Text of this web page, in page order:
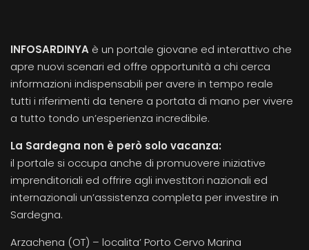
INFOSARDINYA è un portale giovane ed interattivo che
apre nuovi scenari ed offre opportunità a chi cerca
informazioni indispensabili per avere in tempo reale
tutti i riferimenti da tenere a portata di mano per vivere
a tutto tondo un’esperienza incredibile.
La Sardegna non è però solo vacanza:
il portale si occupa anche di promuovere iniziative
imprenditoriali ed offrire agli investitori nazionali ed
internazionali un’assistenza completa per investire in
Sardegna.
Arzachena (OT) – localita’ Porto Cervo Marina